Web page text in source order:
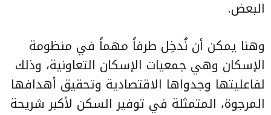
البعض.
وهنا يمكن أن نُدخِل طرفاً مهماً في منظومة
الإسكان وهي جمعيات الإسكان التعاونية، وذلك
لفاعليتها وجدواها الاقتصادية وتحقيق أهدافها
المرجوة، المتمثلة في توفير السكن لأكبر شريحة